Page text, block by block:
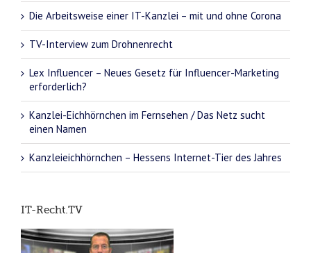
Die Arbeitsweise einer IT-Kanzlei – mit und ohne Corona
TV-Interview zum Drohnenrecht
Lex Influencer – Neues Gesetz für Influencer-Marketing
erforderlich?
Kanzlei-Eichhörnchen im Fernsehen / Das Netz sucht
einen Namen
Kanzleieichhörnchen – Hessens Internet-Tier des Jahres
IT-Recht.TV